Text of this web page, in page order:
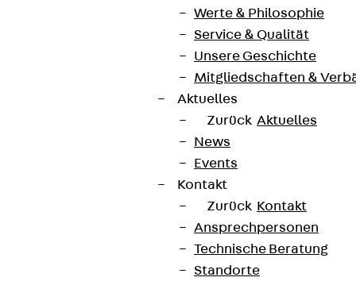
Werte & Philosophie
Service & Qualität
Unsere Geschichte
Mitgliedschaften &
Aktuelles
Zurück Aktuelles
News
Events
Kontakt
Zurück Kontakt
Ansprechpersonen
Technische Beratung
Standorte